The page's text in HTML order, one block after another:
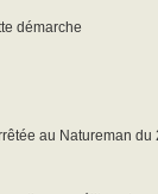
démarche
au Natureman